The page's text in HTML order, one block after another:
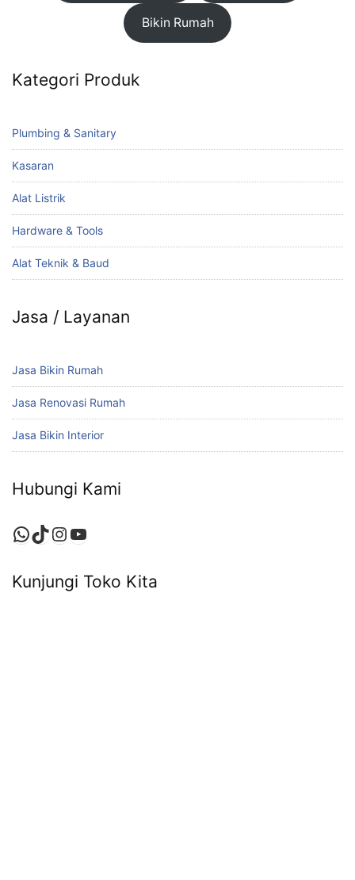
Bikin Rumah
Kategori Produk
Plumbing & Sanitary
Kasaran
Alat Listrik
Hardware & Tools
Alat Teknik & Baud
Jasa / Layanan
Jasa Bikin Rumah
Jasa Renovasi Rumah
Jasa Bikin Interior
Hubungi Kami
WhatsApp
TikTok
Instagram
YouTube
Kunjungi Toko Kita